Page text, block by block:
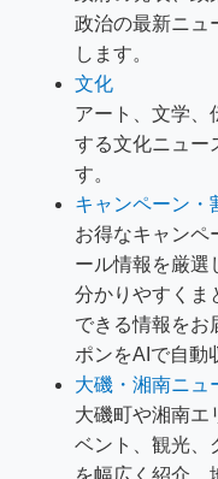
政治の最新ニュ
します。
文化
アート、文学、
する文化ニュー
す。
キャンペーン・
お得なキャンペ
ール情報を厳選
分かりやすくま
できる情報をお
ポンをAIで自動
大磯・湘南ニュ
大磯町や湘南エ
ベント、観光、
を幅広く紹介。